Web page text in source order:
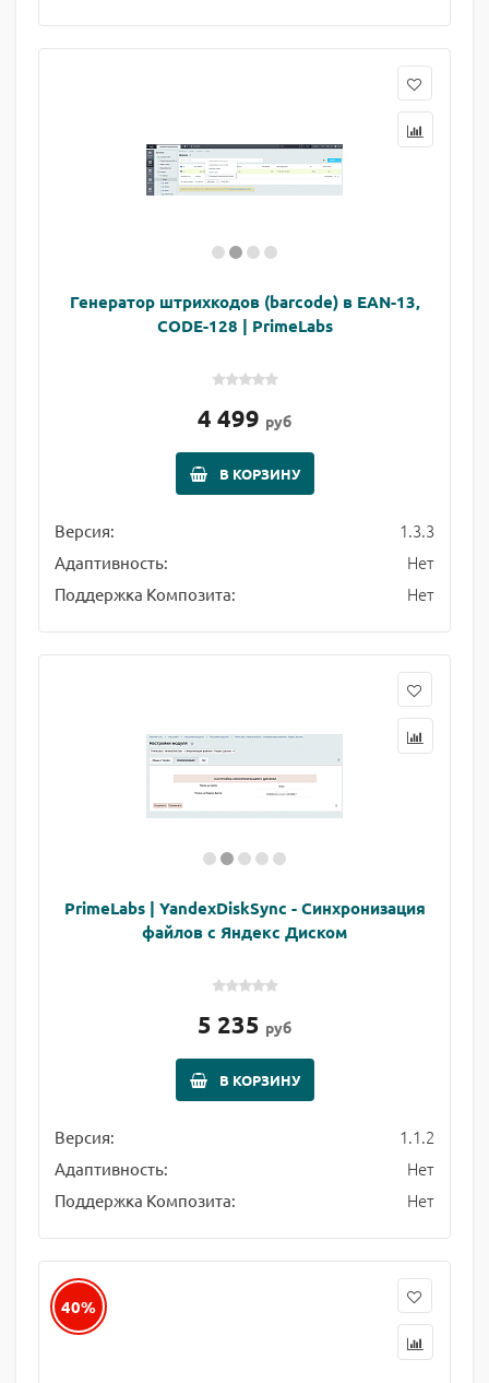
Генератор штрихкодов (barcode) в EAN-13,
CODE-128 | PrimeLabs
4 499 руб
В КОРЗИНУ
Версия: 1.3.3
Адаптивность: Нет
Поддержка Композита: Нет
PrimeLabs | YandexDiskSync - Синхронизация
файлов с Яндекс Диском
5 235 руб
В КОРЗИНУ
Версия: 1.1.2
Адаптивность: Нет
Поддержка Композита: Нет
40%